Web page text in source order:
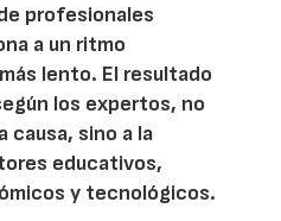
profesionales
a un ritmo
lento. El resultado
los expertos, no
causa, sino a la
educativos,
y tecnológicos.